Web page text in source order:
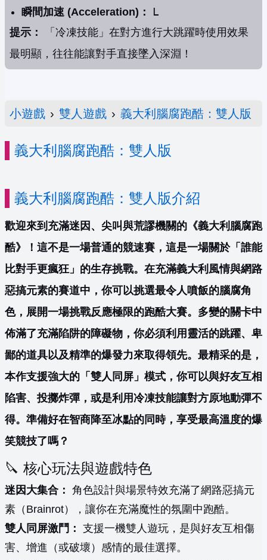
瞬間加速 (Acceleration)： L
提示：
「冷凍技能」在對方進行大跳躍時使用效果
最明顯，往往能讓對手直接墜入深淵！
小遊戲 › 雙人遊戲 › 義大利腦腐跑酷：雙人版
義大利腦腐跑酷：雙人版
義大利腦腐跑酷：雙人版介紹
歡迎來到充滿迷因、尖叫與荒謬機關的《義大利腦腐跑
酷》！這不是一場普通的競速賽，這是一場關於「誰能
比對手更瘋狂」的生存挑戰。在充滿義大利風情與網路
惡搞元素的賽道中，你可以挑選最令人噴飯的腦腐角
色，展開一場挑戰反應極限的跑酷大賽。多變的關卡中
佈滿了充滿陷阱的障礙物，你必須利用靈活的跳躍、卑
鄙的道具以及精準的爆發力來取得領先。最精采的是，
本作支援強大的「雙人同屏」模式，你可以與好友互相
陷害、投擲炸彈，或是利用冷凍技能讓對方原地動彈不
得。準備好在智商降至冰點的同時，享受最高溫度的爆
笑競技了嗎？
🔪 核心玩法與遊戲特色
迷因大集合： 角色設計與場景特效充滿了網路惡搞元
素（Brainrot），讓你在充滿魔性的氛圍中跑酷。
雙人同屏激鬥： 支援一機雙人遊玩，是與好友互相傷
害、增進（或破壞）感情的最佳選擇。